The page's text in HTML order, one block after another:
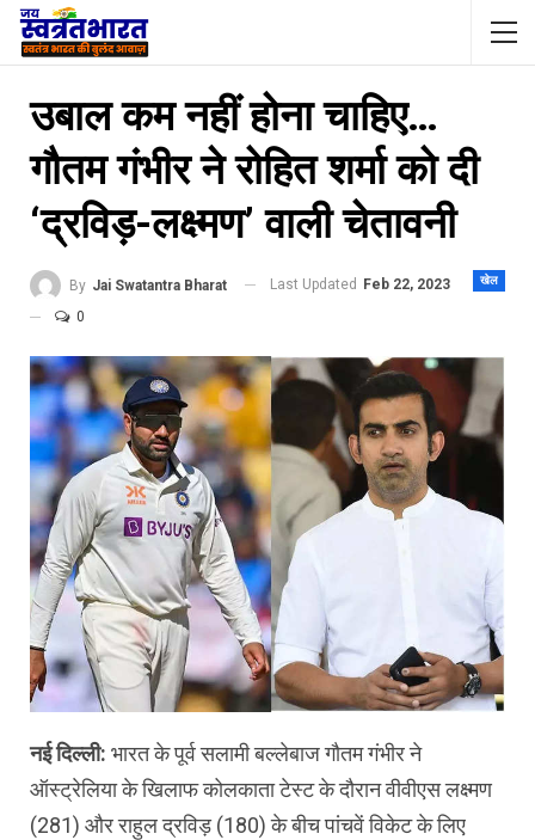
उबाल कम नहीं होना चाहिए…
गौतम गंभीर ने रोहित शर्मा को दी
‘द्रविड़-लक्ष्मण’ वाली चेतावनी
खेल
By Jai Swatantra Bharat Last Updated
Feb 22, 2023
0
नई दिल्ली: भारत के पूर्व सलामी बल्लेबाज गौतम गंभीर ने
ऑस्ट्रेलिया के खिलाफ कोलकाता टेस्ट के दौरान वीवीएस लक्ष्मण
(281) और राहुल द्रविड़ (180) के बीच पांचवें विकेट के लिए